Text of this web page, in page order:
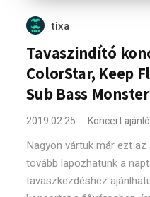
tixa
Tavaszindító
ColorStar, Keep
Sub Bass
2019.02.25. Koncert ajánló
Nagyon vártuk már ezt
tovább lapozhatunk a
tavaszkezdéshez